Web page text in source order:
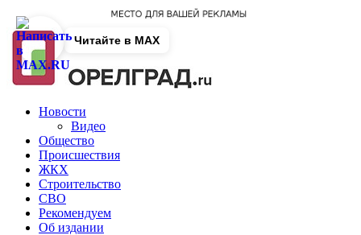
Новости
Видео
Общество
Происшествия
ЖКХ
Строительство
СВО
Рекомендуем
Об издании
Читайте в MAX